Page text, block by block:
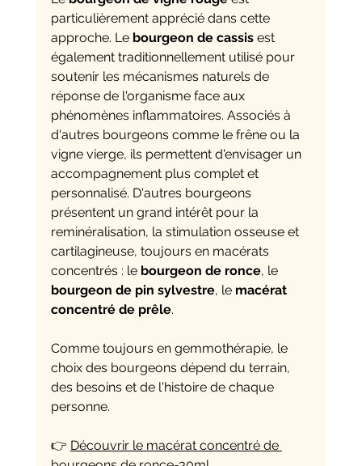
particulièrement apprécié dans cette
approche. Le bourgeon de cassis est
également traditionnellement utilisé pour
soutenir les mécanismes naturels de
réponse de l'organisme face aux
phénomènes inflammatoires. Associés à
d'autres bourgeons comme le frêne ou la
vigne vierge, ils permettent d'envisager un
accompagnement plus complet et
personnalisé. D'autres bourgeons
présentent un grand intérêt pour la
reminéralisation, la stimulation osseuse et
cartilagineuse, toujours en macérats
concentrés : le bourgeon de ronce, le
bourgeon de pin sylvestre, le macérat
concentré de prêle.
Comme toujours en gemmothérapie, le
choix des bourgeons dépend du terrain,
des besoins et de l'histoire de chaque
personne.
👉 Découvrir le macérat concentré de